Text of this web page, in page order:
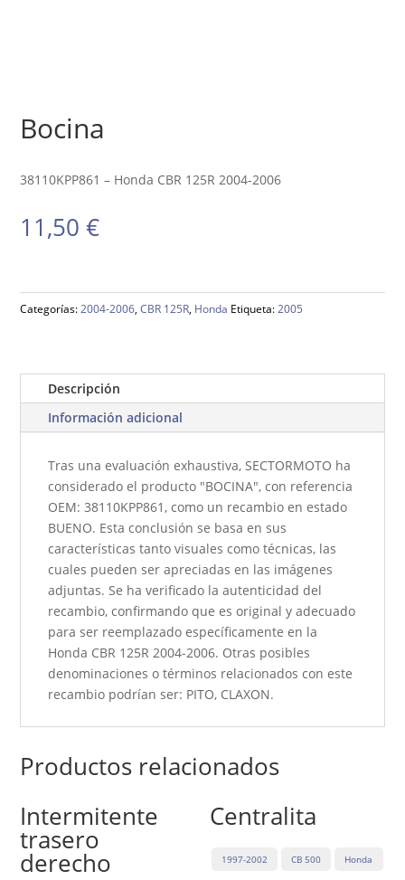
Bocina
38110KPP861 – Honda CBR 125R 2004-2006
11,50€
Categorías:2004-2006,CBR 125R, Honda Etiqueta:2005
Descripción
Información adicional
Tras una evaluación exhaustiva, SECTORMOTO ha
considerado el producto "BOCINA", con referencia
OEM: 38110KPP861, como un recambio en estado
BUENO. Esta conclusión se basa en sus
características tanto visuales como técnicas, las
cuales pueden ser apreciadas en las imágenes
adjuntas. Se ha verificado la autenticidad del
recambio, confirmando que es original y adecuado
para ser reemplazado específicamente en la
Honda CBR 125R 2004-2006. Otras posibles
denominaciones o términos relacionados con este
recambio podrían ser: PITO, CLAXON.
Productos relacionados
Intermitente
trasero
derecho
Centralita
1997-2002 CB 500 Honda